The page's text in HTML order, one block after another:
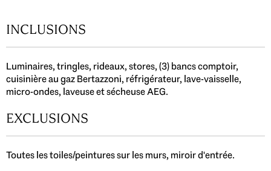
INCLUSIONS
Luminaires, tringles, rideaux, stores, (3) bancs comptoir,
cuisinière au gaz Bertazzoni, réfrigérateur, lave-vaisselle,
micro-ondes, laveuse et sécheuse AEG.
EXCLUSIONS
Toutes les toiles/peintures sur les murs, miroir d'entrée.